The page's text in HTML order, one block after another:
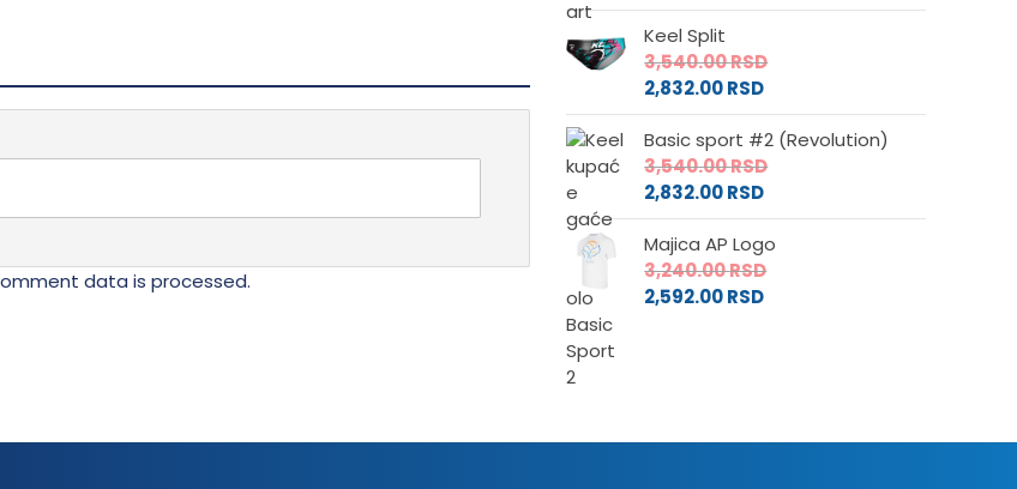
data is processed.
Keel Split
3,540.00RSD
2,832.00RSD
Basic sport #2 (Revolution)
3,540.00RSD
2,832.00RSD
Majica AP Logo
3,240.00RSD
2,592.00RSD